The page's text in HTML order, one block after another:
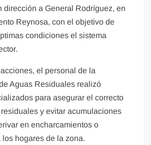
dirección a General Rodríguez, en
Reynosa, con el objetivo de
condiciones el sistema
el personal de la
Aguas Residuales realizó
para asegurar el correcto
y evitar acumulaciones
en encharcamientos o
los hogares de la zona.